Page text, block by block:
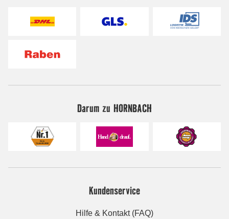
Darum zu HORNBACH
Kundenservice
Hilfe & Kontakt (FAQ)